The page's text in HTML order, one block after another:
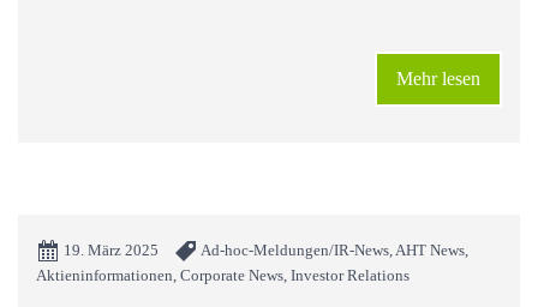
Mehr lesen
19. März 2025
Ad-hoc-Meldungen/IR-News, AHT News,
Aktieninformationen, Corporate News, Investor Relations